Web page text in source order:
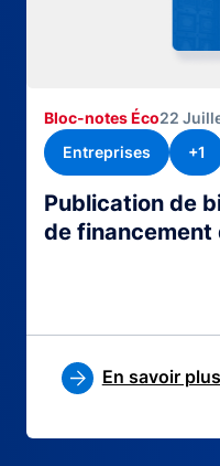
Publication de
de financement
Bloc-notes Éco22
Entreprises
+1
En savoir plus